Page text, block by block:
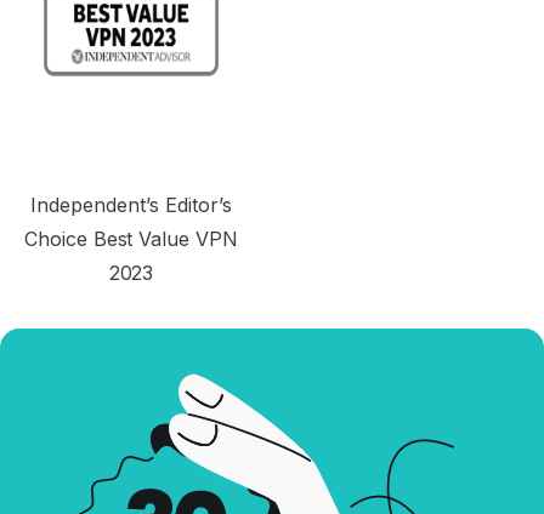
Independent’s Editor’s
Choice Best Value VPN
2023